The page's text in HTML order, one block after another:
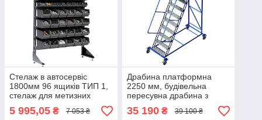
Стелаж в автосервіс
1800мм 96 ящиків ТИП 1,
стелаж для метизних
контейнерів, чорні ящики
П/С
5 995,05 ₴ 7 053 ₴
Драбина платформна
2250 мм, будівельна
пересувна драбина з
поручнями і платформою
35 190₴ 39 100 ₴